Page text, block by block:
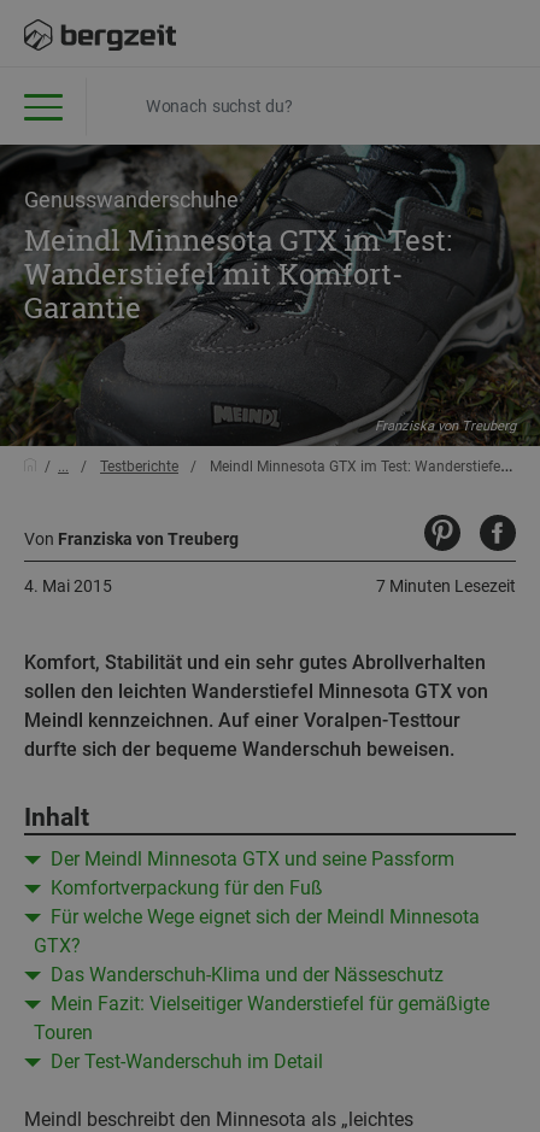
Genusswanderschuhe
Meindl Minnesota GTX im Test:
Wanderstiefel mit Komfort-
Garantie
Franziska von Treuberg
... Testberichte Meindl Minnesota GTX im Test: Wanderstiefel mit Komfort-Garantie
Von Franziska von Treuberg
7 Minuten Lesezeit
4. Mai 2015
Komfort, Stabilität und ein sehr gutes Abrollverhalten
sollen den leichten Wanderstiefel Minnesota GTX von
Meindl kennzeichnen. Auf einer Voralpen-Testtour
durfte sich der bequeme Wanderschuh beweisen.
Inhalt
Der Meindl Minnesota GTX und seine Passform
Komfortverpackung für den Fuß
Für welche Wege eignet sich der Meindl Minnesota
GTX?
Das Wanderschuh-Klima und der Nässeschutz
Mein Fazit: Vielseitiger Wanderstiefel für gemäßigte
Touren
Der Test-Wanderschuh im Detail
Meindl beschreibt den Minnesota als „leichtes